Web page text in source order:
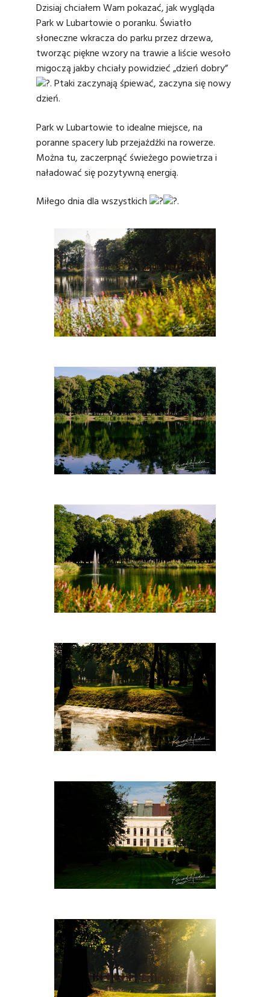
Dzisiaj chciałem Wam pokazać, jak wygląda
Park w Lubartowieo poranku. Światło
słoneczne wkracza do parku przez drzewa,
tworząc piękne wzory na trawie a liście wesoło
migoczą jakby chciały powidzieć „dzień dobry”
. Ptaki zaczynają śpiewać, zaczyna się nowy
dzień.
Park w Lubartowie to idealne miejsce, na
poranne spacery lub przejażdżki na rowerze.
Można tu, zaczerpnąć świeżego powietrza i
naładować się pozytywną energią.
Miłego dnia dla wszystkich
.